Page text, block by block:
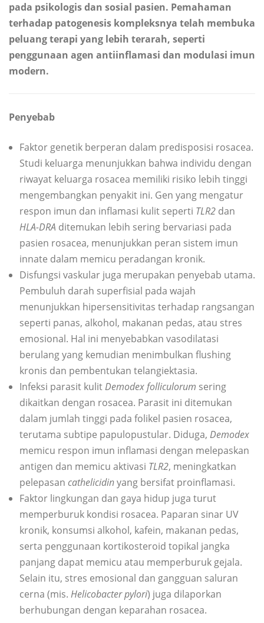
pada psikologis dan sosial pasien. Pemahaman
terhadap patogenesis kompleksnya telah membuka
peluang terapi yang lebih terarah, seperti
penggunaan agen antiinflamasi dan modulasi imun
modern.
Penyebab
Faktor genetik berperan dalam predisposisi rosacea.
Studi keluarga menunjukkan bahwa individu dengan
riwayat keluarga rosacea memiliki risiko lebih tinggi
mengembangkan penyakit ini. Gen yang mengatur
respon imun dan inflamasi kulit seperti TLR2 dan
HLA-DRA ditemukan lebih sering bervariasi pada
pasien rosacea, menunjukkan peran sistem imun
innate dalam memicu peradangan kronik.
Disfungsi vaskular juga merupakan penyebab utama.
Pembuluh darah superfisial pada wajah
menunjukkan hipersensitivitas terhadap rangsangan
seperti panas, alkohol, makanan pedas, atau stres
emosional. Hal ini menyebabkan vasodilatasi
berulang yang kemudian menimbulkan flushing
kronis dan pembentukan telangiektasia.
Infeksi parasit kulitDemodex folliculorum sering
dikaitkan dengan rosacea. Parasit ini ditemukan
dalam jumlah tinggi pada folikel pasien rosacea,
terutama subtipe papulopustular. Diduga, Demodex
memicu respon imun inflamasi dengan melepaskan
antigen dan memicu aktivasi TLR2, meningkatkan
pelepasan cathelicidinyang bersifat proinflamasi.
Faktor lingkungan dan gaya hidup juga turut
memperburuk kondisi rosacea. Paparan sinar UV
kronik, konsumsi alkohol, kafein, makanan pedas,
serta penggunaan kortikosteroid topikal jangka
panjang dapat memicu atau memperburuk gejala.
Selain itu, stres emosional dan gangguan saluran
cerna (mis. Helicobacter pylori) juga dilaporkan
berhubungan dengan keparahan rosacea.